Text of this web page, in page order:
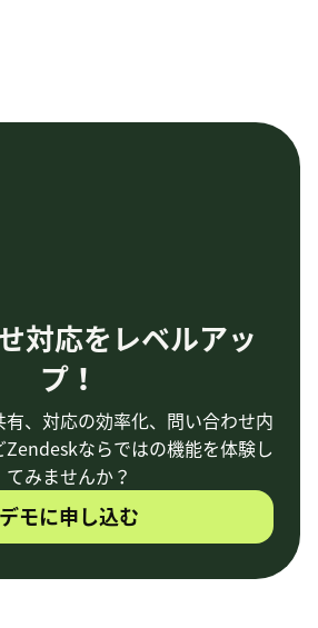
対応をレベルアッ
プ！
、対応の効率化、問い合わせ内
ならではの機能を体験し
てみませんか？
デモに申し込む